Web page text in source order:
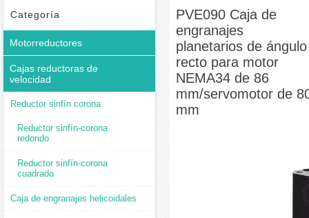
de ángulo recto para motor NEMA34 de 86 mm/servomotor de 80 mm
Categoría
Motorreductores
Cajas reductoras de
velocidad
Reductor sinfín corona
Reductor sinfín-corona
redondo
Reductor sinfín-corona
cuadrado
Caja de engranajes helicoidales
PVE090 Caja de
engranajes
planetarios de ángulo
recto para motor
NEMA34 de 86
mm/servomotor de
mm